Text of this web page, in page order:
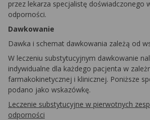
przez lekarza specjalistę doświadczonego
odporności.
Dawkowanie
Dawka i schemat dawkowania zależą od
W leczeniu substytucyjnym dawkowanie
indywidualne dla każdego pacjenta w
farmakokinetycznej i klinicznej. Poniższe
podano jako wskazówkę.
Leczenie substytucyjne w pierwotnych
odporności